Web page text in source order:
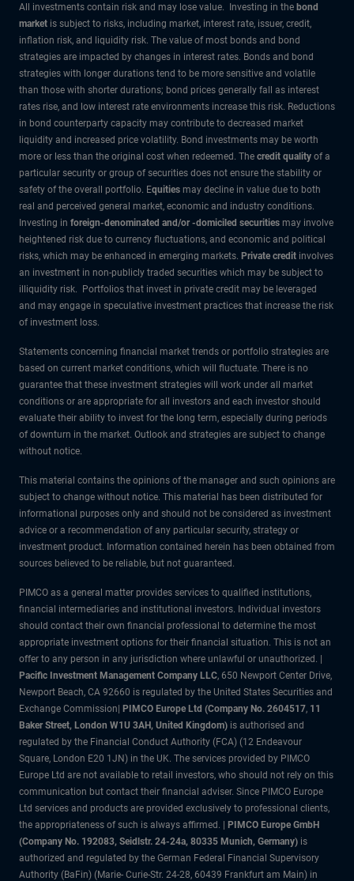
All investments contain risk and may lose value. Investing in the bond
market is subject to risks, including market, interest rate, issuer, credit,
inflation risk, and liquidity risk. The value of most bonds and bond
strategies are impacted by changes in interest rates. Bonds and bond
strategies with longer durations tend to be more sensitive and volatile
than those with shorter durations; bond prices generally fall as interest
rates rise, and low interest rate environments increase this risk. Reductions
in bond counterparty capacity may contribute to decreased market
liquidity and increased price volatility. Bond investments may be worth
more or less than the original cost when redeemed. The credit quality of a
particular security or group of securities does not ensure the stability or
safety of the overall portfolio. Equities may decline in value due to both
real and perceived general market, economic and industry conditions.
Investing in foreign-denominated and/or -domiciled securities may involve
heightened risk due to currency fluctuations, and economic and political
risks, which may be enhanced in emerging markets. Private credit involves
an investment in non-publicly traded securities which may be subject to
illiquidity risk. Portfolios that invest in private credit may be leveraged
and may engage in speculative investment practices that increase the risk
of investment loss.
Statements concerning financial market trends or portfolio strategies are
based on current market conditions, which will fluctuate. There is no
guarantee that these investment strategies will work under all market
conditions or are appropriate for all investors and each investor should
evaluate their ability to invest for the long term, especially during periods
of downturn in the market. Outlook and strategies are subject to change
without notice.
This material contains the opinions of the manager and such opinions are
subject to change without notice. This material has been distributed for
informational purposes only and should not be considered as investment
advice or a recommendation of any particular security, strategy or
investment product. Information contained herein has been obtained from
sources believed to be reliable, but not guaranteed.
PIMCO as a general matter provides services to qualified institutions,
financial intermediaries and institutional investors. Individual investors
should contact their own financial professional to determine the most
appropriate investment options for their financial situation. This is not an
offer to any person in any jurisdiction where unlawful or unauthorized. |
Pacific Investment Management Company LLC, 650 Newport Center Drive,
Newport Beach, CA 92660 is regulated by the United States Securities and
Exchange Commission| PIMCO Europe Ltd (Company No. 2604517, 11
Baker Street, London W1U 3AH, United Kingdom) is authorised and
regulated by the Financial Conduct Authority (FCA) (12 Endeavour
Square, London E20 1JN) in the UK. The services provided by PIMCO
Europe Ltd are not available to retail investors, who should not rely on this
communication but contact their financial adviser. Since PIMCO Europe
Ltd services and products are provided exclusively to professional clients,
the appropriateness of such is always affirmed. | PIMCO Europe GmbH
(Company No. 192083, Seidlstr. 24-24a, 80335 Munich, Germany) is
authorized and regulated by the German Federal Financial Supervisory
Authority (BaFin) (Marie- Curie-Str. 24-28, 60439 Frankfurt am Main) in